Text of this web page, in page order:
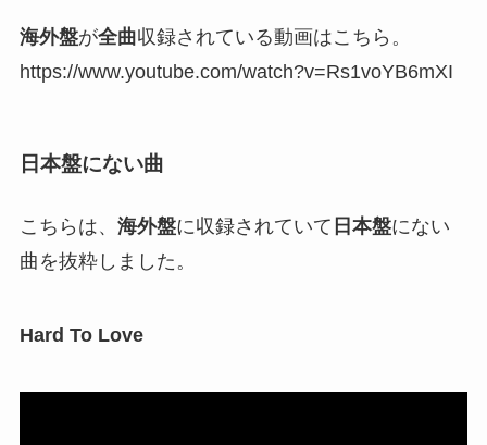
海外盤が全曲収録されている動画はこちら。
https://www.youtube.com/watch?v=Rs1voYB6mXI
日本盤にない曲
こちらは、 海外盤に収録されていて 日本盤にない
曲を抜粋しました。
Hard To Love